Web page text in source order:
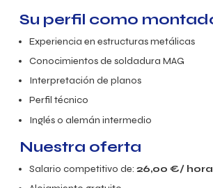
Su perfil como
Experiencia en estructuras metálicas
Conocimientos de soldadura MAG
Interpretación de planos
Perfil técnico
Inglés o alemán intermedio
Nuestra oferta
Salario competitivo de:26,00 €/